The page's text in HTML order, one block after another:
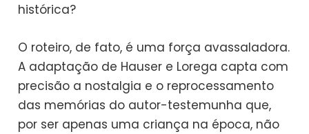
histórica?
O roteiro, de fato, é uma força avassaladora.
A adaptação de Hauser e Lorega capta com
precisão a nostalgia e o reprocessamento
das memórias do autor-testemunha que,
por ser apenas uma criança na época, não